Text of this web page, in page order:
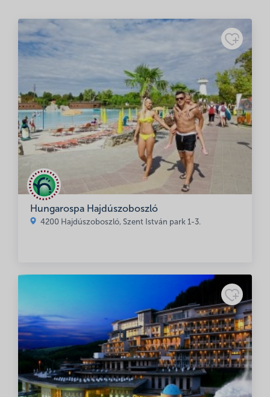
E-mail cím*
A nevem, e-mail címem, és weboldalcímem mentése a
Adatkezelési
tájékoztató
Hungarospa Hajdúszoboszló
4200 Hajdúszoboszló, Szent István park 1-3.